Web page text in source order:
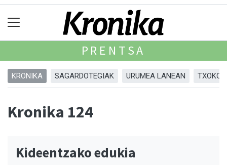
PRENTSA
KRONIKA SAGARDOTEGIAK URUMEA LANEAN
Kronika 124
Kideentzako edukia